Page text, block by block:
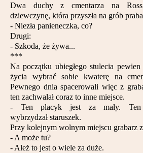
Dwa duchy z cmentarza na
dziewczynę, która przyszła na grób
- Niezła panieneczka, co?
Drugi:
- Szkoda, że żywa...
***
Na początku ubiegłego stulecia
życia wybrać sobie kwaterę na
Pewnego dnia spacerowali więc z
ten zachwalał coraz to inne miejsce.
- Ten placyk jest za mały.
wybrzydzał staruszek.
Przy kolejnym wolnym miejscu grabarz
- A może tu?
- Ależ to jest o wiele za duże.